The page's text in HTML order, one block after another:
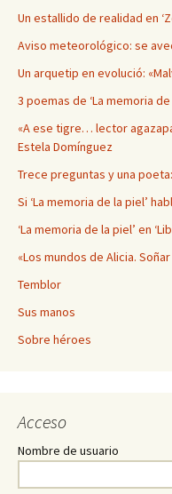
Un estallido de realidad en
Aviso meteorológico: se
Un arquetip en evolució:
3 poemas de ‘La memoria de
«A ese tigre… lector
Estela Domínguez
Trece preguntas y una
Si ‘La memoria de la piel’
‘La memoria de la piel’ en
«Los mundos de Alicia.
Temblor
Sus manos
Sobre héroes
Acceso
Nombre de usuario